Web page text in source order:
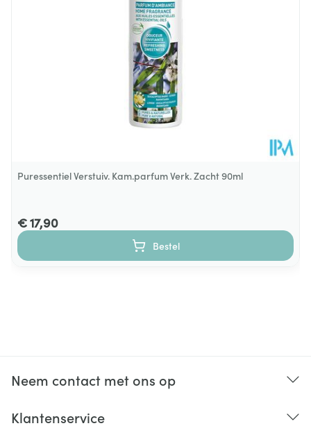
Kamertemperatuur (15°C - 25°C)
Puressentiel Verstuiv. Kam.parfum Verk. Zacht 90ml
€ 17,90
Bestel
Neem contact met ons op
Klantenservice